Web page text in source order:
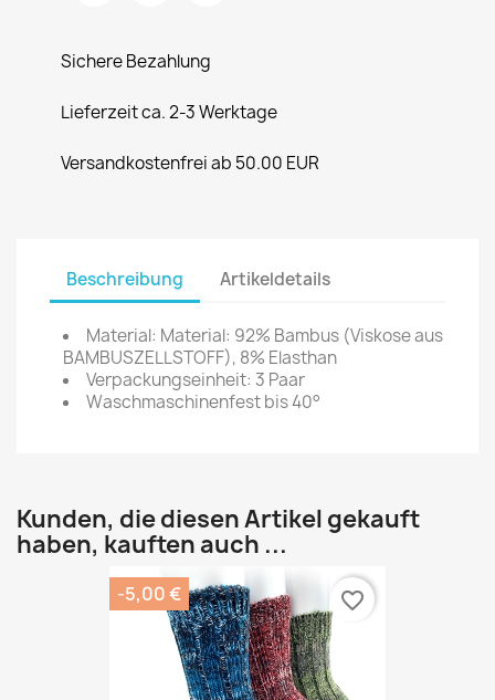
Sichere Bezahlung
Lieferzeit ca. 2-3 Werktage
Versandkostenfrei ab 50.00 EUR
Beschreibung Artikeldetails
Material: Material: 92% Bambus (Viskose aus
BAMBUSZELLSTOFF), 8% Elasthan
Verpackungseinheit: 3 Paar
Waschmaschinenfest bis 40°
Kunden, die diesen Artikel gekauft
haben, kauften auch ...
-5,00 € favorite_border